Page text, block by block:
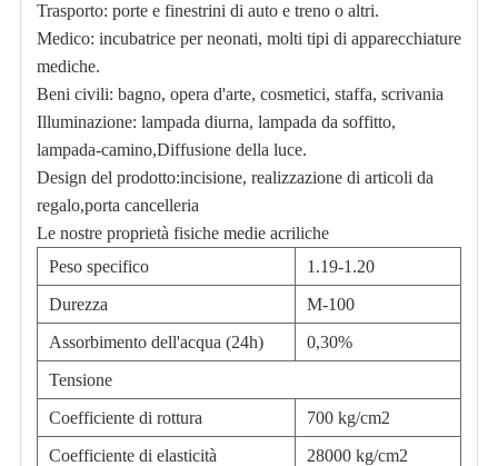
Trasporto: porte e finestrini di auto e treno o altri.
Medico: incubatrice per neonati, molti tipi di apparecchiature
mediche.
Beni civili: bagno, opera d'arte, cosmetici, staffa, scrivania
Illuminazione: lampada diurna, lampada da soffitto,
lampada-camino,Diffusione della luce.
Design del prodotto:incisione, realizzazione di articoli da
regalo,porta cancelleria
Le nostre proprietà fisiche medie acriliche
Peso specifico
1.19-1.20
Durezza
M-100
Assorbimento dell'acqua (24h)
0,30%
Tensione
Coefficiente di rottura
700 kg/cm2
Coefficiente di elasticità
28000 kg/cm2